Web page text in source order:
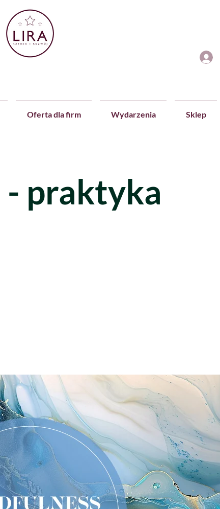
Oferta dla firm Wydarzenia Sklep
praktyka